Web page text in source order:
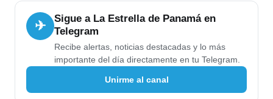
✈
Sigue a La Estrella de Panamá en
Telegram
Recibe alertas, noticias destacadas y lo más
importante del día directamente en tu Telegram.
Unirme al canal